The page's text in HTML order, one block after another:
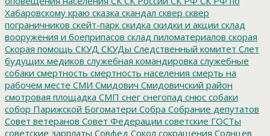
Хабаровскому краю сказка скандал сквер сквер
пограничников скейт-парк скидка скидки и акции склад
вооружения и боеприпасов склад пиломатериалов скорая
Скорая помощь СКУД СКУДы Следственный комитет Слет
будущих медиков служебная командировка служебные
собаки смертность смертность населения смерть на
рабочем месте СМИ Смидович Смидовичский район
смотровая площадка СМП снег снегопад снюс собаки
собор Парижской Богоматери Собра Собрание депутатов
Совет ветеранов Совет Федерации советские ГОСТы
советские зарплаты Совфед Сокол сокращения Солнцев